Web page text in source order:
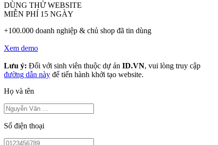
DÙNG THỬ WEBSITE
MIỄN PHÍ 15 NGÀY
+100.000 doanh nghiệp & chủ shop đã tin dùng
Xem demo
Lưu ý: Đối với sinh viên thuộc dự án ID.VN, vui lòng truy cập
đường dẫn này để tiến hành khởi tạo website.
Họ và tên
Số điện thoại